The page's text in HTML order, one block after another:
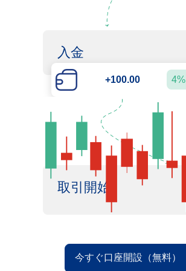
入金
+100.00 4%
取引開始
今すぐ口座開設（無料）